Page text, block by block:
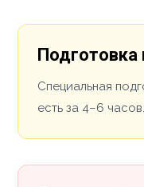
Подготовка
Специальная
есть за 4–6